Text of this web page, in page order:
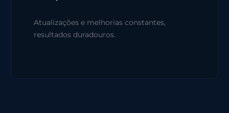
Atualizações e melhorias constantes,
resultados duradouros.